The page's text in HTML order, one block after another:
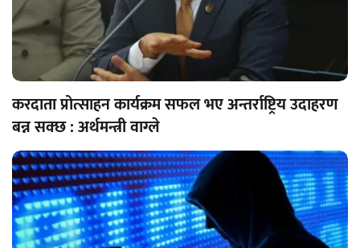
करदाता प्रोत्साहन कार्यक्रम सफल भए अन्तर्राष्ट्रिय उदाहरण
बन्न सक्छ : अर्थमन्त्री वाग्ले